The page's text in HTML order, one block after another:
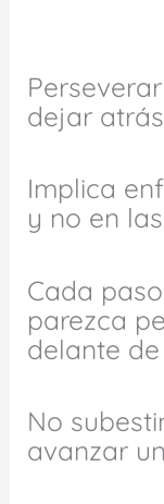
dejar
Implica
y no en
Cada
parezca
delante de
No
avanzar